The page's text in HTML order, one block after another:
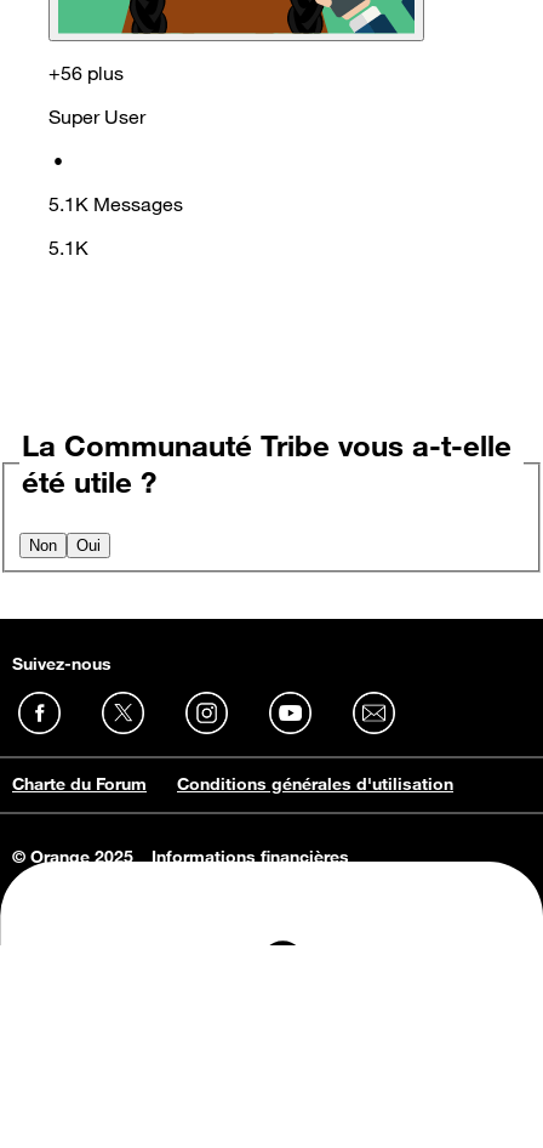
+56 plus
Super User
•
5.1K Messages
5.1K
La Communauté Tribe vous a-t-elle
été utile ?
Non Oui
Suivez-nous
Charte du Forum Conditions générales d'utilisation
© Orange 2025
Informations financières